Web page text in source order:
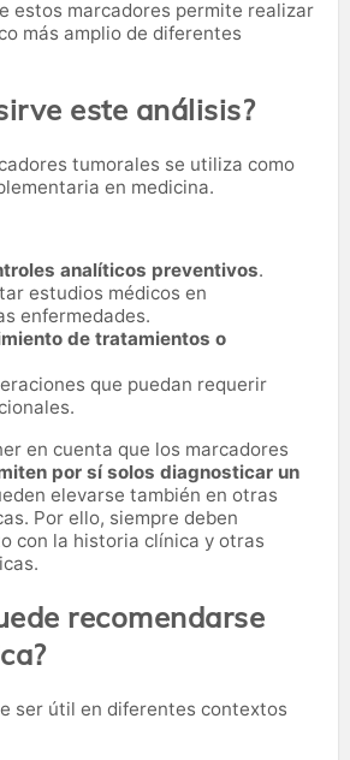
estos marcadores permite realizar
más amplio de diferentes
este análisis?
tumorales se utiliza como
en medicina.
analíticos preventivos.
estudios médicos en
enfermedades.
de tratamientos o
que puedan requerir
en cuenta que los marcadores
por sí solos diagnosticar un
elevarse también en otras
Por ello, siempre deben
con la historia clínica y otras
recomendarse
ser útil en diferentes contextos